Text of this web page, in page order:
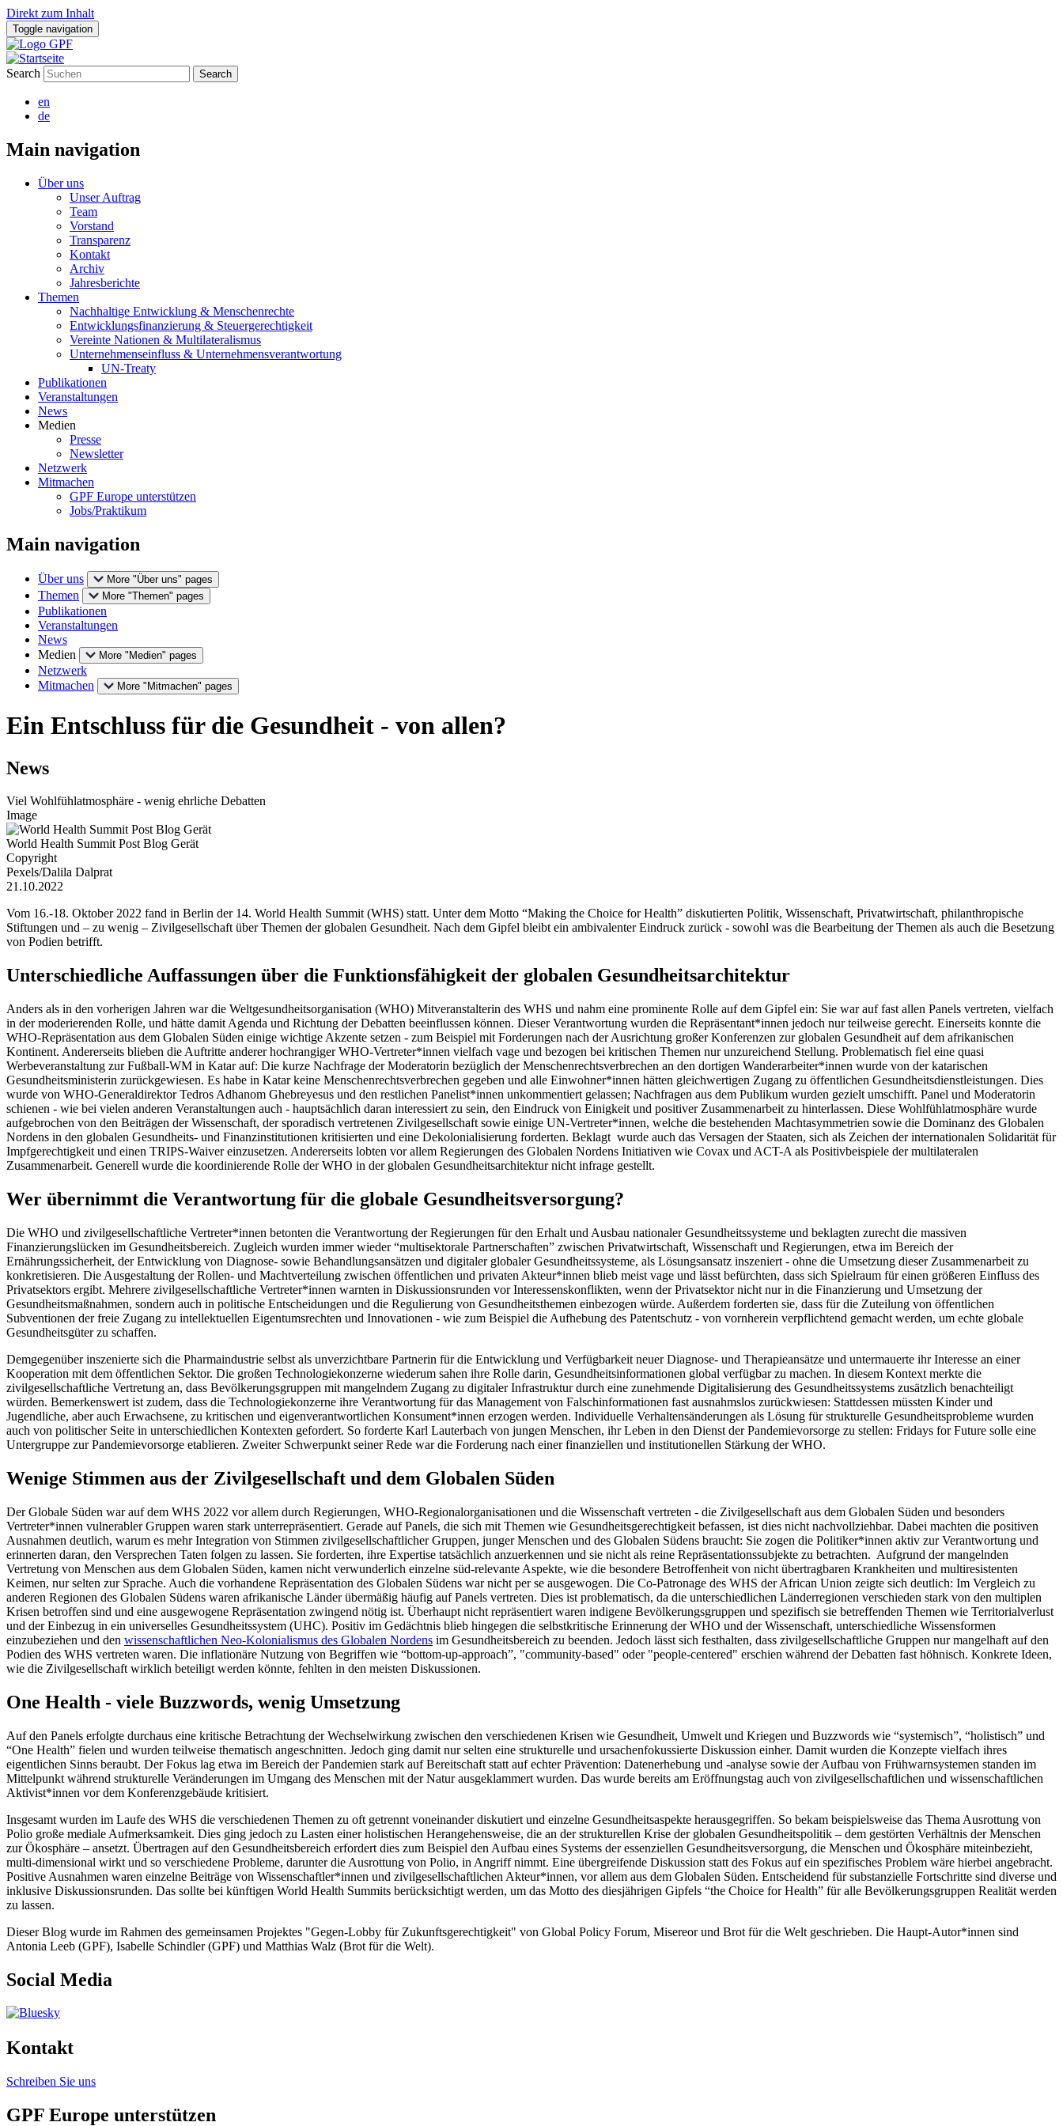
Direkt zum Inhalt
Toggle navigation
Search
en
de
Main navigation
Über uns
Unser Auftrag
Team
Vorstand
Transparenz
Kontakt
Archiv
Jahresberichte
Themen
Nachhaltige Entwicklung & Menschenrechte
Entwicklungsfinanzierung & Steuergerechtigkeit
Vereinte Nationen & Multilateralismus
Unternehmenseinfluss & Unternehmensverantwortung
UN-Treaty
Publikationen
Veranstaltungen
News
Medien
Presse
Newsletter
Netzwerk
Mitmachen
GPF Europe unterstützen
Jobs/Praktikum
Main navigation
Über uns More "Über uns" pages
Themen More "Themen" pages
Publikationen
Veranstaltungen
News
Medien
More "Medien" pages
Netzwerk
Mitmachen
More "Mitmachen" pages
Ein Entschluss für die Gesundheit - von allen?
News
Viel Wohlfühlatmosphäre - wenig ehrliche Debatten
Image
World Health Summit Post Blog Gerät
Copyright
Pexels/Dalila Dalprat
21.10.2022
Vom 16.-18. Oktober 2022 fand in Berlin der 14. World Health Summit (WHS) statt. Unter dem Motto “Making the Choice for Health” diskutierten Politik, Wissenschaft, Privatwirtschaft, philanthropische
Stiftungen und – zu wenig – Zivilgesellschaft über Themen der globalen Gesundheit. Nach dem Gipfel bleibt ein ambivalenter Eindruck zurück - sowohl was die Bearbeitung der Themen als auch die Besetzung
von Podien betrifft.
Unterschiedliche Auffassungen über die Funktionsfähigkeit der globalen Gesundheitsarchitektur
Anders als in den vorherigen Jahren war die Weltgesundheitsorganisation (WHO) Mitveranstalterin des WHS und nahm eine prominente Rolle auf dem Gipfel ein: Sie war auf fast allen Panels vertreten, vielfach
in der moderierenden Rolle, und hätte damit Agenda und Richtung der Debatten beeinflussen können. Dieser Verantwortung wurden die Repräsentant*innen jedoch nur teilweise gerecht. Einerseits konnte die
WHO-Repräsentation aus dem Globalen Süden einige wichtige Akzente setzen - zum Beispiel mit Forderungen nach der Ausrichtung großer Konferenzen zur globalen Gesundheit auf dem afrikanischen
Kontinent. Andererseits blieben die Auftritte anderer hochrangiger WHO-Vertreter*innen vielfach vage und bezogen bei kritischen Themen nur unzureichend Stellung. Problematisch fiel eine quasi
Werbeveranstaltung zur Fußball-WM in Katar auf: Die kurze Nachfrage der Moderatorin bezüglich der Menschenrechtsverbrechen an den dortigen Wanderarbeiter*innen wurde von der katarischen
Gesundheitsministerin zurückgewiesen. Es habe in Katar keine Menschenrechtsverbrechen gegeben und alle Einwohner*innen hätten gleichwertigen Zugang zu öffentlichen Gesundheitsdienstleistungen. Dies
wurde von WHO-Generaldirektor Tedros Adhanom Ghebreyesus und den restlichen Panelist*innen unkommentiert gelassen; Nachfragen aus dem Publikum wurden gezielt umschifft. Panel und Moderatorin
schienen - wie bei vielen anderen Veranstaltungen auch - hauptsächlich daran interessiert zu sein, den Eindruck von Einigkeit und positiver Zusammenarbeit zu hinterlassen. Diese Wohlfühlatmosphäre wurde
aufgebrochen von den Beiträgen der Wissenschaft, der sporadisch vertretenen Zivilgesellschaft sowie einige UN-Vertreter*innen, welche die bestehenden Machtasymmetrien sowie die Dominanz des Globalen
Nordens in den globalen Gesundheits- und Finanzinstitutionen kritisierten und eine Dekolonialisierung forderten. Beklagt wurde auch das Versagen der Staaten, sich als Zeichen der internationalen Solidarität für
Impfgerechtigkeit und einen TRIPS-Waiver einzusetzen. Andererseits lobten vor allem Regierungen des Globalen Nordens Initiativen wie Covax und ACT-A als Positivbeispiele der multilateralen
Zusammenarbeit. Generell wurde die koordinierende Rolle der WHO in der globalen Gesundheitsarchitektur nicht infrage gestellt.
Wer übernimmt die Verantwortung für die globale Gesundheitsversorgung?
Die WHO und zivilgesellschaftliche Vertreter*innen betonten die Verantwortung der Regierungen für den Erhalt und Ausbau nationaler Gesundheitssysteme und beklagten zurecht die massiven
Finanzierungslücken im Gesundheitsbereich. Zugleich wurden immer wieder “multisektorale Partnerschaften” zwischen Privatwirtschaft, Wissenschaft und Regierungen, etwa im Bereich der
Ernährungssicherheit, der Entwicklung von Diagnose- sowie Behandlungsansätzen und digitaler globaler Gesundheitssysteme, als Lösungsansatz inszeniert - ohne die Umsetzung dieser Zusammenarbeit zu
konkretisieren. Die Ausgestaltung der Rollen- und Machtverteilung zwischen öffentlichen und privaten Akteur*innen blieb meist vage und lässt befürchten, dass sich Spielraum für einen größeren Einfluss des
Privatsektors ergibt. Mehrere zivilgesellschaftliche Vertreter*innen warnten in Diskussionsrunden vor Interessenskonflikten, wenn der Privatsektor nicht nur in die Finanzierung und Umsetzung der
Gesundheitsmaßnahmen, sondern auch in politische Entscheidungen und die Regulierung von Gesundheitsthemen einbezogen würde. Außerdem forderten sie, dass für die Zuteilung von öffentlichen
Subventionen der freie Zugang zu intellektuellen Eigentumsrechten und Innovationen - wie zum Beispiel die Aufhebung des Patentschutz - von vornherein verpflichtend gemacht werden, um echte globale
Gesundheitsgüter zu schaffen.
Demgegenüber inszenierte sich die Pharmaindustrie selbst als unverzichtbare Partnerin für die Entwicklung und Verfügbarkeit neuer Diagnose- und Therapieansätze und untermauerte ihr Interesse an einer
Kooperation mit dem öffentlichen Sektor. Die großen Technologiekonzerne wiederum sahen ihre Rolle darin, Gesundheitsinformationen global verfügbar zu machen. In diesem Kontext merkte die
zivilgesellschaftliche Vertretung an, dass Bevölkerungsgruppen mit mangelndem Zugang zu digitaler Infrastruktur durch eine zunehmende Digitalisierung des Gesundheitssystems zusätzlich benachteiligt
würden. Bemerkenswert ist zudem, dass die Technologiekonzerne ihre Verantwortung für das Management von Falschinformationen fast ausnahmslos zurückwiesen: Stattdessen müssten Kinder und
Jugendliche, aber auch Erwachsene, zu kritischen und eigenverantwortlichen Konsument*innen erzogen werden. Individuelle Verhaltensänderungen als Lösung für strukturelle Gesundheitsprobleme wurden
auch von politischer Seite in unterschiedlichen Kontexten gefordert. So forderte Karl Lauterbach von jungen Menschen, ihr Leben in den Dienst der Pandemievorsorge zu stellen: Fridays for Future solle eine
Untergruppe zur Pandemievorsorge etablieren. Zweiter Schwerpunkt seiner Rede war die Forderung nach einer finanziellen und institutionellen Stärkung der WHO.
Wenige Stimmen aus der Zivilgesellschaft und dem Globalen Süden
Der Globale Süden war auf dem WHS 2022 vor allem durch Regierungen, WHO-Regionalorganisationen und die Wissenschaft vertreten - die Zivilgesellschaft aus dem Globalen Süden und besonders
Vertreter*innen vulnerabler Gruppen waren stark unterrepräsentiert. Gerade auf Panels, die sich mit Themen wie Gesundheitsgerechtigkeit befassen, ist dies nicht nachvollziehbar. Dabei machten die positiven
Ausnahmen deutlich, warum es mehr Integration von Stimmen zivilgesellschaftlicher Gruppen, junger Menschen und des Globalen Südens braucht: Sie zogen die Politiker*innen aktiv zur Verantwortung und
erinnerten daran, den Versprechen Taten folgen zu lassen. Sie forderten, ihre Expertise tatsächlich anzuerkennen und sie nicht als reine Repräsentationssubjekte zu betrachten. Aufgrund der mangelnden
Vertretung von Menschen aus dem Globalen Süden, kamen nicht verwunderlich einzelne süd-relevante Aspekte, wie die besondere Betroffenheit von nicht übertragbaren Krankheiten und multiresistenten
Keimen, nur selten zur Sprache. Auch die vorhandene Repräsentation des Globalen Südens war nicht per se ausgewogen. Die Co-Patronage des WHS der African Union zeigte sich deutlich: Im Vergleich zu
anderen Regionen des Globalen Südens waren afrikanische Länder übermäßig häufig auf Panels vertreten. Dies ist problematisch, da die unterschiedlichen Länderregionen verschieden stark von den multiplen
Krisen betroffen sind und eine ausgewogene Repräsentation zwingend nötig ist. Überhaupt nicht repräsentiert waren indigene Bevölkerungsgruppen und spezifisch sie betreffenden Themen wie Territorialverlust
und der Einbezug in ein universelles Gesundheitssystem (UHC). Positiv im Gedächtnis blieb hingegen die selbstkritische Erinnerung der WHO und der Wissenschaft, unterschiedliche Wissensformen
einzubeziehen und den wissenschaftlichen Neo-Kolonialismus des Globalen Nordens im Gesundheitsbereich zu beenden. Jedoch lässt sich festhalten, dass zivilgesellschaftliche Gruppen nur mangelhaft auf den
Podien des WHS vertreten waren. Die inflationäre Nutzung von Begriffen wie “bottom-up-approach”, "community-based" oder "people-centered" erschien während der Debatten fast höhnisch. Konkrete Ideen,
wie die Zivilgesellschaft wirklich beteiligt werden könnte, fehlten in den meisten Diskussionen.
One Health - viele Buzzwords, wenig Umsetzung
Auf den Panels erfolgte durchaus eine kritische Betrachtung der Wechselwirkung zwischen den verschiedenen Krisen wie Gesundheit, Umwelt und Kriegen und Buzzwords wie “systemisch”, “holistisch” und
“One Health” fielen und wurden teilweise thematisch angeschnitten. Jedoch ging damit nur selten eine strukturelle und ursachenfokussierte Diskussion einher. Damit wurden die Konzepte vielfach ihres
eigentlichen Sinns beraubt. Der Fokus lag etwa im Bereich der Pandemien stark auf Bereitschaft statt auf echter Prävention: Datenerhebung und -analyse sowie der Aufbau von Frühwarnsystemen standen im
Mittelpunkt während strukturelle Veränderungen im Umgang des Menschen mit der Natur ausgeklammert wurden. Das wurde bereits am Eröffnungstag auch von zivilgesellschaftlichen und wissenschaftlichen
Aktivist*innen vor dem Konferenzgebäude kritisiert.
Insgesamt wurden im Laufe des WHS die verschiedenen Themen zu oft getrennt voneinander diskutiert und einzelne Gesundheitsaspekte herausgegriffen. So bekam beispielsweise das Thema Ausrottung von
Polio große mediale Aufmerksamkeit. Dies ging jedoch zu Lasten einer holistischen Herangehensweise, die an der strukturellen Krise der globalen Gesundheitspolitik – dem gestörten Verhältnis der Menschen
zur Ökosphäre – ansetzt. Übertragen auf den Gesundheitsbereich erfordert dies zum Beispiel den Aufbau eines Systems der essenziellen Gesundheitsversorgung, die Menschen und Ökosphäre miteinbezieht,
multi-dimensional wirkt und so verschiedene Probleme, darunter die Ausrottung von Polio, in Angriff nimmt. Eine übergreifende Diskussion statt des Fokus auf ein spezifisches Problem wäre hierbei angebracht.
Positive Ausnahmen waren einzelne Beiträge von Wissenschaftler*innen und zivilgesellschaftlichen Akteur*innen, vor allem aus dem Globalen Süden. Entscheidend für substanzielle Fortschritte sind diverse und
inklusive Diskussionsrunden. Das sollte bei künftigen World Health Summits berücksichtigt werden, um das Motto des diesjährigen Gipfels “the Choice for Health” für alle Bevölkerungsgruppen Realität werden
zu lassen.
Dieser Blog wurde im Rahmen des gemeinsamen Projektes "Gegen-Lobby für Zukunftsgerechtigkeit" von Global Policy Forum, Misereor und Brot für die Welt geschrieben. Die Haupt-Autor*innen sind
Antonia Leeb (GPF), Isabelle Schindler (GPF) und Matthias Walz (Brot für die Welt).
Social Media
Kontakt
Schreiben Sie uns
GPF Europe unterstützen